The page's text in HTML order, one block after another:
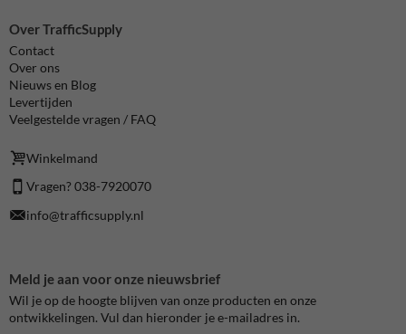
Over TrafficSupply
Contact
Over ons
Nieuws en Blog
Levertijden
Veelgestelde vragen / FAQ
Winkelmand
Vragen? 038-7920070
info@trafficsupply.nl
Meld je aan voor onze nieuwsbrief
Wil je op de hoogte blijven van onze producten en onze
ontwikkelingen. Vul dan hieronder je e-mailadres in.